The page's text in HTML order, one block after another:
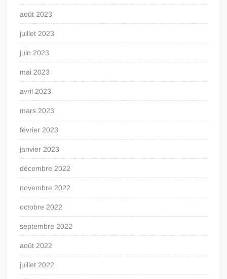
août 2023
juillet 2023
juin 2023
mai 2023
avril 2023
mars 2023
février 2023
janvier 2023
décembre 2022
novembre 2022
octobre 2022
septembre 2022
août 2022
juillet 2022